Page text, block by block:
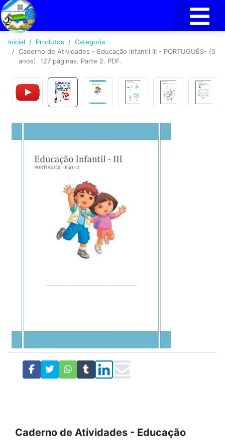
Inicial Produtos
Categoria
Caderno de Atividades - Educação Infantil III - PORTUGUÊS- (5
anos). 127 páginas. Parte 2. PDF.
Caderno de Atividades - Educação